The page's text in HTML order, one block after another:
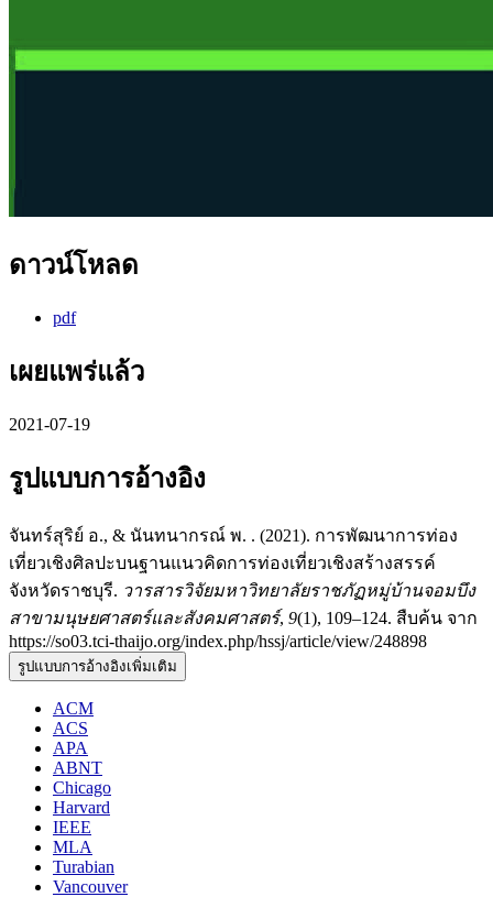
ดาวน์โหลด
pdf
เผยแพร่แล้ว
2021-07-19
รูปแบบการอ้างอิง
จันทร์สุริย์ อ., & นันทนากรณ์ พ. . (2021). การพัฒนาการท่อง
เที่ยวเชิงศิลปะบนฐานแนวคิดการท่องเที่ยวเชิงสร้างสรรค์
จังหวัดราชบุรี. วารสารวิจัยมหาวิทยาลัยราชภัฏหมู่บ้านจอมบึง
สาขามนุษยศาสตร์และสังคมศาสตร์, 9(1), 109–124. สืบค้น จาก
https://so03.tci-thaijo.org/index.php/hssj/article/view/248898
รูปแบบการอ้างอิงเพิ่มเติม
ACM
ACS
APA
ABNT
Chicago
Harvard
IEEE
MLA
Turabian
Vancouver